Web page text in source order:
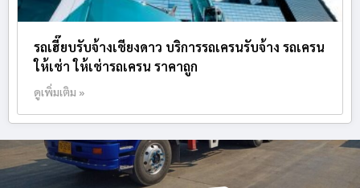
รถเฮี๊ยบรับจ้างเชียงดาว บริการรถเครนรับจ้าง รถเครน
ให้เช่า ให้เช่ารถเครน ราคาถูก
ดูเพิ่มเติม »